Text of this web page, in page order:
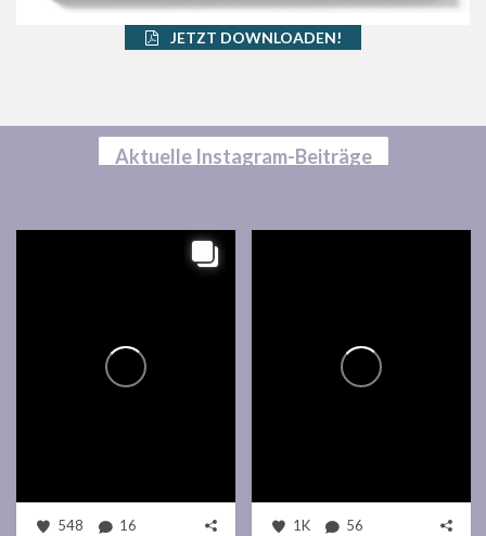
JETZT DOWNLOADEN!
Aktuelle Instagram-Beiträge
548 16 1K 56